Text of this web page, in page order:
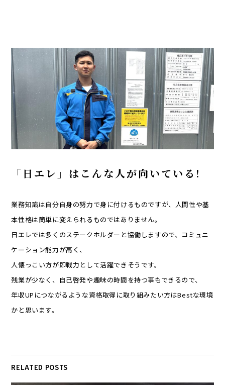
「日エレ」はこんな人が向いている!
業務知識は自分自身の努力で身に付けるものですが、人間性や基
本性格は簡単に変えられるものではありません。
日エレでは多くのステークホルダーと協働しますので、コミュニ
ケーション能力が高く、
人懐っこい方が即戦力として活躍できそうです。
残業が少なく、自己啓発や趣味の時間を持つ事もできるので、
年収UPにつながるような資格取得に取り組みたい方はBestな環境
かと思います。
RELATED POSTS